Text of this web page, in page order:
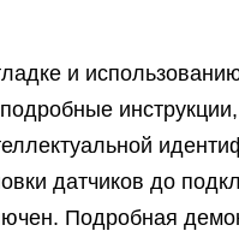
и
датчиков до
Подробная